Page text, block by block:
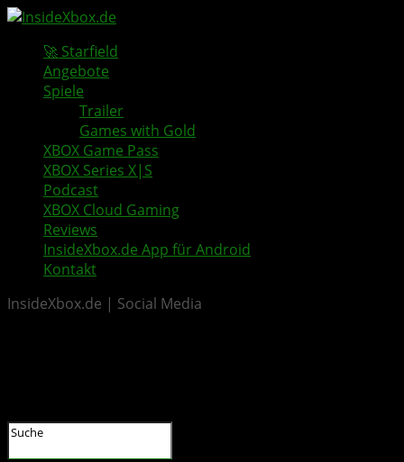
🚀 Starfield
Angebote
Spiele
Trailer
Games with Gold
XBOX Game Pass
XBOX Series X|S
Podcast
XBOX Cloud Gaming
Reviews
InsideXbox.de App für Android
Kontakt
InsideXbox.de | Social Media